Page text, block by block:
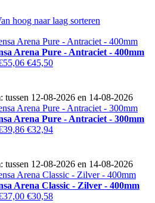
hoog naar laag sorteren
Arena Pure - Antraciet - 400mm
€45,50
tussen 12-08-2026 en 14-08-2026
Arena Pure - Antraciet - 300mm
€32,94
tussen 12-08-2026 en 14-08-2026
Arena Classic - Zilver - 400mm
€30,58